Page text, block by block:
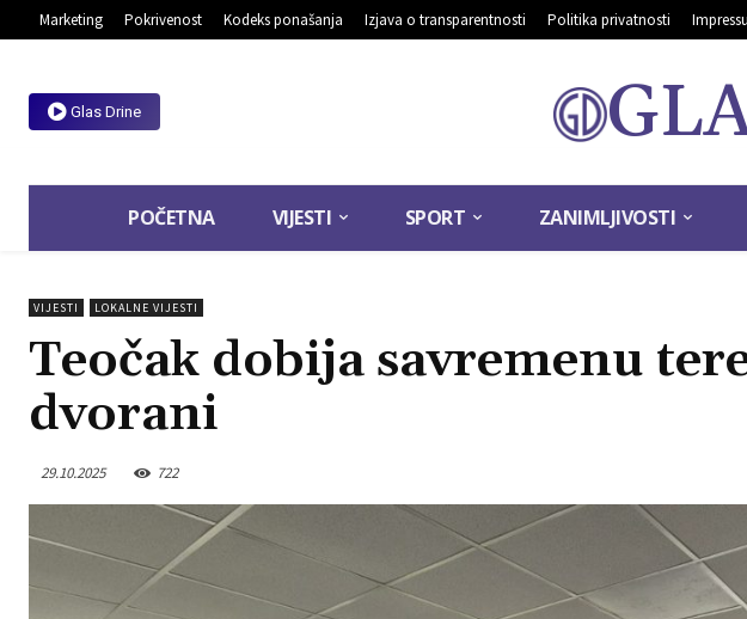
Marketing Pokrivenost Kodeks ponašanja Izjava o transparentnosti Politika privatnosti
Glas Drine
POČETNA VIJESTI SPORT ZANIMLJIVOSTI
VIJESTI LOKALNE VIJESTI
Teočak dobija savremenu
dvorani
29.10.2025 722